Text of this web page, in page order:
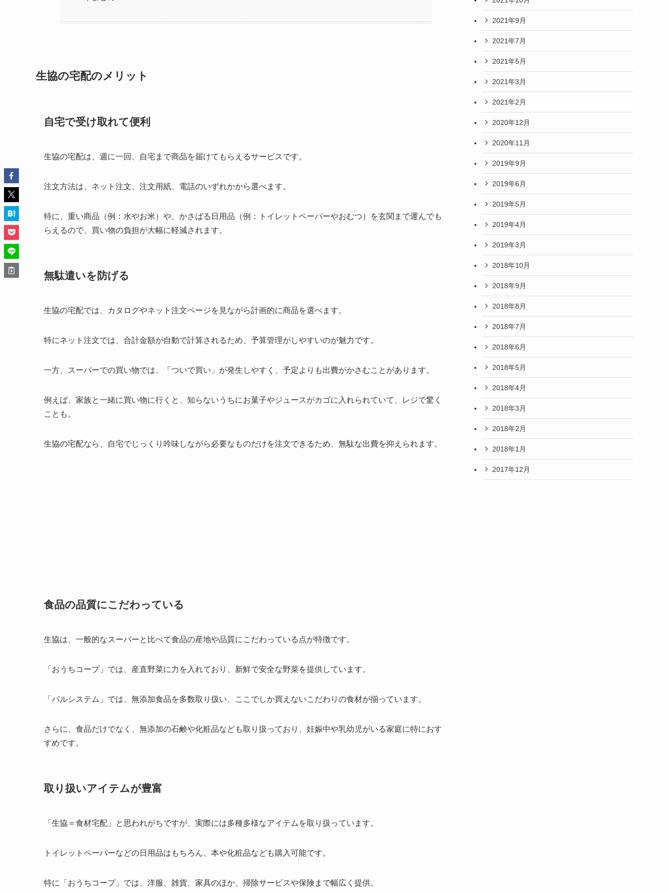
生協の宅配のメリット
自宅で受け取れて便利
生協の宅配は、週に一回、自宅まで商品を届けてもらえるサービスです。
注文方法は、ネット注文、注文用紙、電話のいずれかから選べます。
特に、重い商品（例：水やお米）や、かさばる日用品（例：トイレットペーパーやおむつ）を玄関まで運んでも
らえるので、買い物の負担が大幅に軽減されます。
無駄遣いを防げる
生協の宅配では、カタログやネット注文ページを見ながら計画的に商品を選べます。
特にネット注文では、合計金額が自動で計算されるため、予算管理がしやすいのが魅力です。
一方、スーパーでの買い物では、「ついで買い」が発生しやすく、予定よりも出費がかさむことがあります。
例えば、家族と一緒に買い物に行くと、知らないうちにお菓子やジュースがカゴに入れられていて、レジで驚く
ことも。
生協の宅配なら、自宅でじっくり吟味しながら必要なものだけを注文できるため、無駄な出費を抑えられます。
食品の品質にこだわっている
生協は、一般的なスーパーと比べて食品の産地や品質にこだわっている点が特徴です。
「おうちコープ」では、産直野菜に力を入れており、新鮮で安全な野菜を提供しています。
「パルシステム」では、無添加食品を多数取り扱い、ここでしか買えないこだわりの食材が揃っています。
さらに、食品だけでなく、無添加の石鹸や化粧品なども取り扱っており、妊娠中や乳幼児がいる家庭に特におす
すめです。
取り扱いアイテムが豊富
「生協＝食材宅配」と思われがちですが、実際には多種多様なアイテムを取り扱っています。
トイレットペーパーなどの日用品はもちろん、本や化粧品なども購入可能です。
特に「おうちコープ」では、洋服、雑貨、家具のほか、掃除サービスや保険まで幅広く提供。
2021年9月
2021年7月
2021年5月
2021年3月
2021年2月
2020年12月
2020年11月
2019年9月
2019年6月
2019年5月
2019年4月
2019年3月
2018年10月
2018年9月
2018年8月
2018年7月
2018年6月
2018年5月
2018年4月
2018年3月
2018年2月
2018年1月
2017年12月